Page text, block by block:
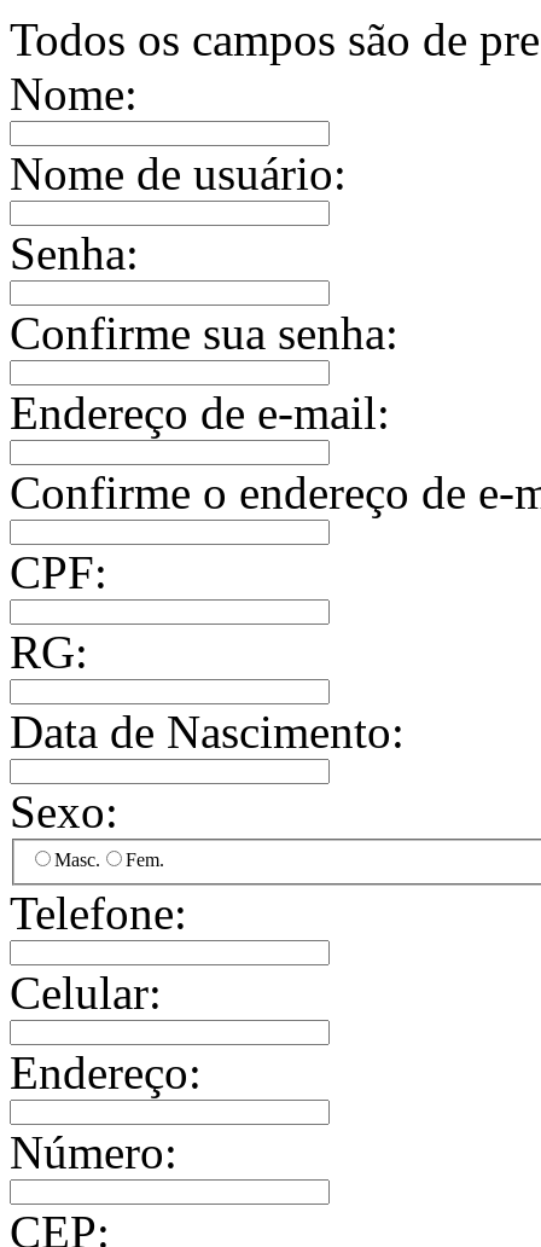
Todos os campos são de
Nome:
Nome de usuário:
Senha:
Confirme sua senha:
Endereço de e-mail:
Confirme o endereço de e-
CPF:
RG:
Data de Nascimento:
Sexo:
Masc. Fem.
Telefone:
Celular:
Endereço:
Número:
CEP: